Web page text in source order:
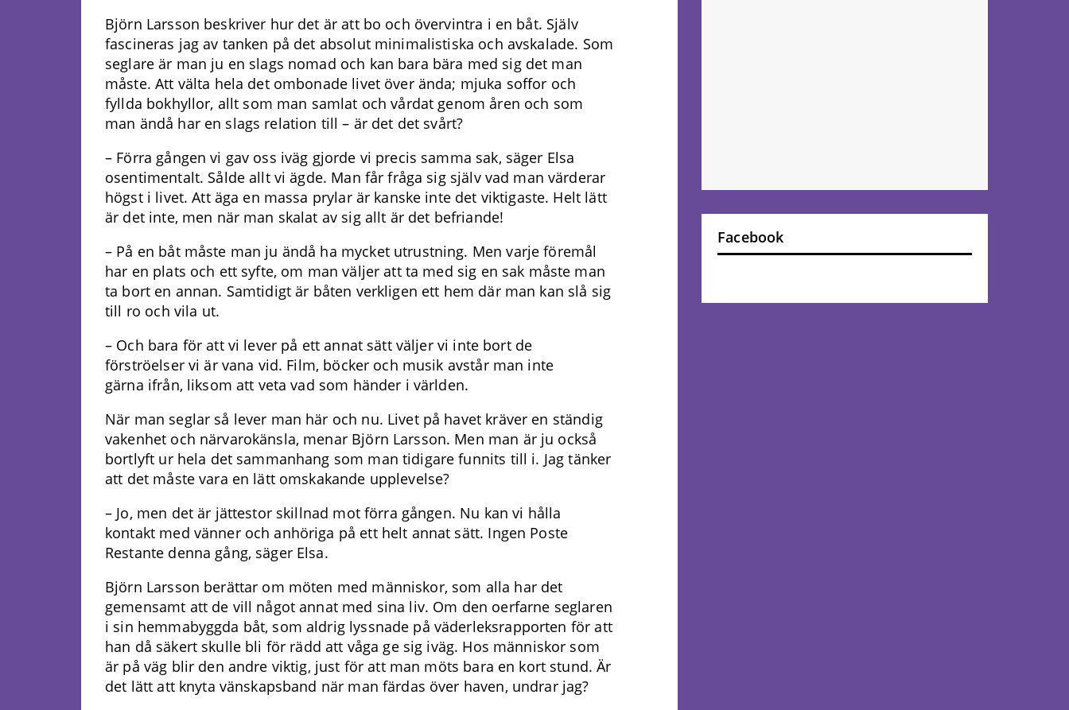
Björn Larsson beskriver hur det är att bo och övervintra i en båt. Själv
fascineras jag av tanken på det absolut minimalistiska och avskalade. Som
seglare är man ju en slags nomad och kan bara bära med sig det man
måste. Att välta hela det ombonade livet över ända; mjuka soffor och
fyllda bokhyllor, allt som man samlat och vårdat genom åren och som
man ändå har en slags relation till – är det det svårt?
– Förra gången vi gav oss iväg gjorde vi precis samma sak, säger Elsa
osentimentalt. Sålde allt vi ägde. Man får fråga sig själv vad man värderar
högst i livet. Att äga en massa prylar är kanske inte det viktigaste. Helt lätt
är det inte, men när man skalat av sig allt är det befriande!
– På en båt måste man ju ändå ha mycket utrustning. Men varje föremål
har en plats och ett syfte, om man väljer att ta med sig en sak måste man
ta bort en annan. Samtidigt är båten verkligen ett hem där man kan slå sig
till ro och vila ut.
– Och bara för att vi lever på ett annat sätt väljer vi inte bort de
förströelser vi är vana vid. Film, böcker och musik avstår man inte
gärna ifrån, liksom att veta vad som händer i världen.
När man seglar så lever man här och nu. Livet på havet kräver en ständig
vakenhet och närvarokänsla, menar Björn Larsson. Men man är ju också
bortlyft ur hela det sammanhang som man tidigare funnits till i. Jag tänker
att det måste vara en lätt omskakande upplevelse?
– Jo, men det är jättestor skillnad mot förra gången. Nu kan vi hålla
kontakt med vänner och anhöriga på ett helt annat sätt. Ingen Poste
Restante denna gång, säger Elsa.
Björn Larsson berättar om möten med människor, som alla har det
gemensamt att de vill något annat med sina liv. Om den oerfarne seglaren
i sin hemmabyggda båt, som aldrig lyssnade på väderleksrapporten för att
han då säkert skulle bli för rädd att våga ge sig iväg. Hos människor som
är på väg blir den andre viktig, just för att man möts bara en kort stund. Är
det lätt att knyta vänskapsband när man färdas över haven, undrar jag?
Facebook